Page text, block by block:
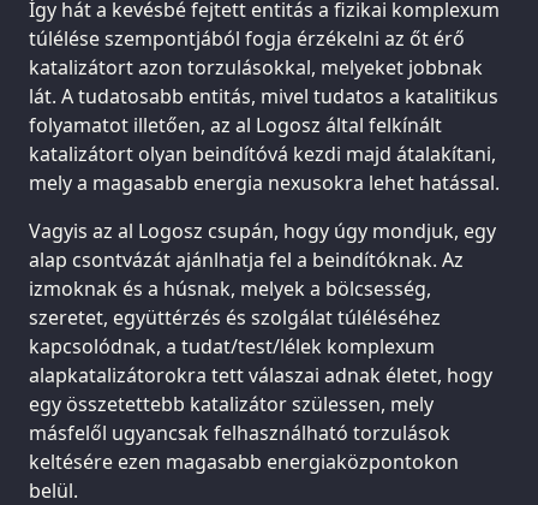
Így hát a kevésbé fejtett entitás a fizikai komplexum
túlélése szempontjából fogja érzékelni az őt érő
katalizátort azon torzulásokkal, melyeket jobbnak
lát. A tudatosabb entitás, mivel tudatos a katalitikus
folyamatot illetően, az al Logosz által felkínált
katalizátort olyan beindítóvá kezdi majd átalakítani,
mely a magasabb energia nexusokra lehet hatással.
Vagyis az al Logosz csupán, hogy úgy mondjuk, egy
alap csontvázát ajánlhatja fel a beindítóknak. Az
izmoknak és a húsnak, melyek a bölcsesség,
szeretet, együttérzés és szolgálat túléléséhez
kapcsolódnak, a tudat/test/lélek komplexum
alapkatalizátorokra tett válaszai adnak életet, hogy
egy összetettebb katalizátor szülessen, mely
másfelől ugyancsak felhasználható torzulások
keltésére ezen magasabb energiaközpontokon
belül.